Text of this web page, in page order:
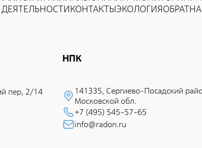
КОНТАКТЫЭКОЛОГИЯ
пеp, 2/14
НПК
141335, Сеpгиево-Посадский
Московской обл.
+7 (495) 545-57-65
info@radon.ru